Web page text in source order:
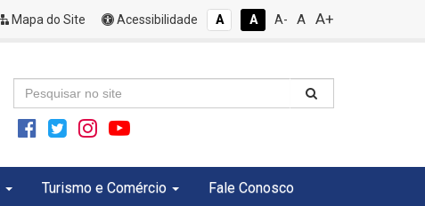
Mapa do Site Acessibilidade A A A- A A+
Turismo e Comércio Fale Conosco